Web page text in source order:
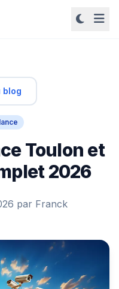
blog
Toulon et
2026
par Franck